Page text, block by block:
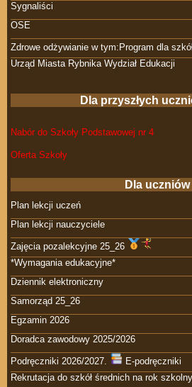
Sygnaliści
OSE
Zdrowe odżywianie w tym:Program dla
Urząd Miasta Rybnika Wydział Edukacji
Dla przyszłych
Nabór do Szkoły Podstawowej nr 4
Oferta Szkoły
Dla uczniów
Plan lekcji uczeń
Plan lekcji nauczyciele
Zajęcia pozalekcyjne 25_26
*Wymagania edukacyjne*
Dziennik elektroniczny
Samorząd 25_26
Egzamin 2026
Doradca zawodowy 2025/2026
Podręczniki 2026/2027.
E-podręczniki
Rekrutacja do szkół średnich na rok